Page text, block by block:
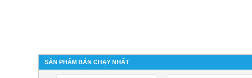
SẢN PHẨM BÁN CHẠY NHẤT